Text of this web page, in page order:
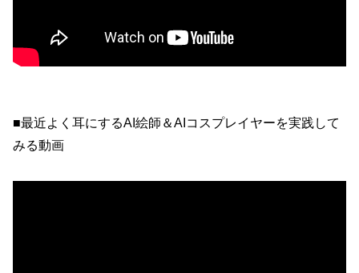
■最近よく耳にするAI絵師＆AIコスプレイヤーを実践して
みる動画